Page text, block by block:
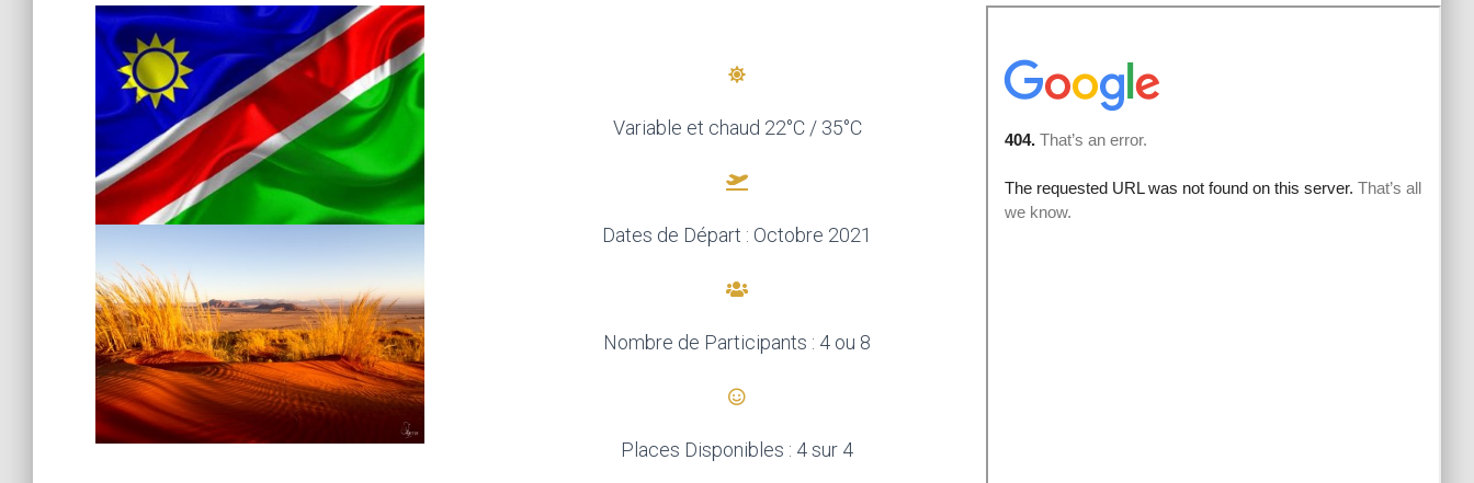
Variable et chaud 22°C / 35°C
Dates de Départ : Octobre 2021
Nombre de Participants : 4 ou 8
Places Disponibles : 4 sur 4